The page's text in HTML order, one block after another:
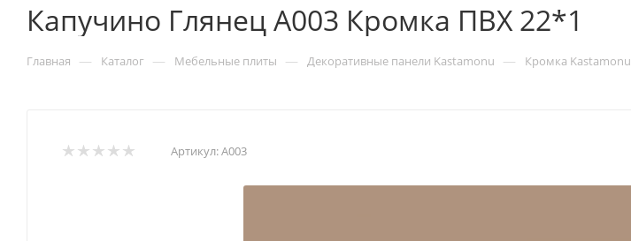
Капучино Глянец А003 Кромка ПВХ 22*1
Главная — Каталог — Мебельные плиты — Декоративные панели Kastamonu — Кромка Kastamonu
Артикул:А003